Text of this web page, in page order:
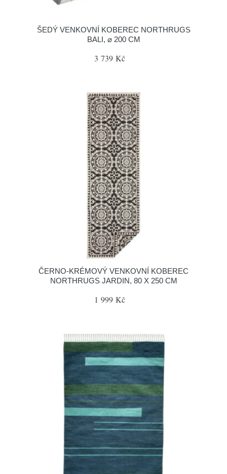
ŠEDÝ VENKOVNÍ KOBEREC NORTHRUGS
BALI, ⌀ 200 CM
3 739 Kč
ČERNO-KRÉMOVÝ VENKOVNÍ KOBEREC
NORTHRUGS JARDIN, 80 X 250 CM
1 999 Kč